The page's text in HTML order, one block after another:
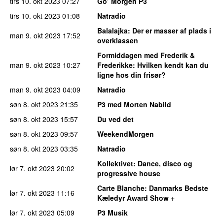
tirs 10. okt 2023 01:08
Natradio
man 9. okt 2023 17:52 Balalajka: Der er masser af plads i
overklassen
man 9. okt 2023 10:27
Formiddagen med Frederik &
Frederikke: Hvilken kendt kan du
ligne hos din frisør?
man 9. okt 2023 04:09
Natradio
søn 8. okt 2023 21:35
P3 med Morten Nabild
søn 8. okt 2023 15:57
Du ved det
søn 8. okt 2023 09:57
WeekendMorgen
søn 8. okt 2023 03:35
Natradio
lør 7. okt 2023 20:02 Kollektivet: Dance, disco og
progressive house
lør 7. okt 2023 11:16 Carte Blanche: Danmarks Bedste
Kæledyr Award Show +
lør 7. okt 2023 05:09
P3 Musik